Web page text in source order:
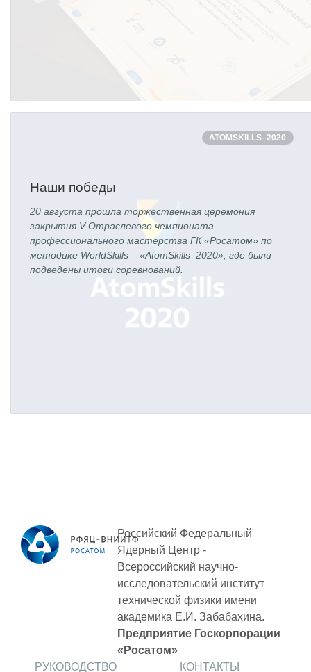
ATOMSKILLS–2020
Наши победы
20 августа прошла торжественная церемония
закрытия V Отраслевого чемпионата
профессионального мастерства ГК «Росатом» по
методике WorldSkills – «AtomSkills–2020», где были
подведены итоги соревнований.
Российский Федеральный
Ядерный Центр -
Всероссийский научно-
исследовательский институт
технической физики имени
академика Е.И. Забабахина.
Предприятие Госкорпорации
«Росатом»
РУКОВОДСТВО
КОНТАКТЫ